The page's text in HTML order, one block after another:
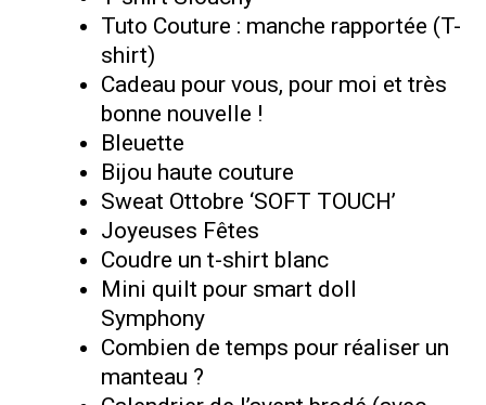
Tuto Couture : manche rapportée (T-
shirt)
Cadeau pour vous, pour moi et très
bonne nouvelle !
Bleuette
Bijou haute couture
Sweat Ottobre ‘SOFT TOUCH’
Joyeuses Fêtes
Coudre un t-shirt blanc
Mini quilt pour smart doll
Symphony
Combien de temps pour réaliser un
manteau ?